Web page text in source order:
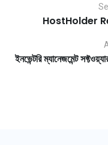
HostHolder
ইনভেন্টরি ম্যানেজমেন্ট